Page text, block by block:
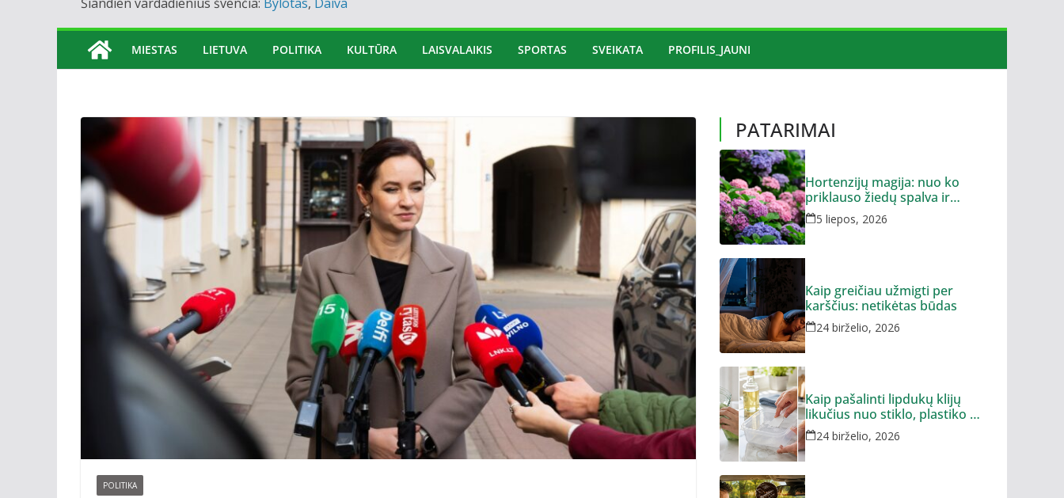
MIESTAS LIETUVA POLITIKA KULTŪRA LAISVALAIKIS SPORTAS SVEIKATA PROFILIS_JAUNI
POLITIKA
PATARIMAI
Hortenzijų magija: nuo ko
priklauso žiedų spalva ir
dydis?
5 liepos, 2026
Kaip greičiau užmigti per
karščius: netikėtas būdas
24 birželio, 2026
Kaip pašalinti lipdukų klijų
likučius nuo stiklo, plastiko ar
metalo
24 birželio, 2026